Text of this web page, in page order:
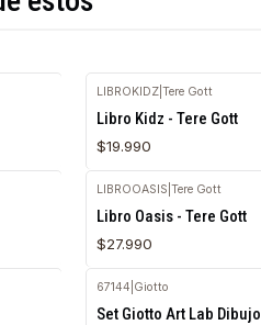
LIBROKIDZ |Tere Gott
Libro Kidz - Tere Gott
$19.990
LIBROOASIS |Tere Gott
Libro Oasis - Tere Gott
$27.990
67144 Giotto
Set Giotto Art Lab Dibujo